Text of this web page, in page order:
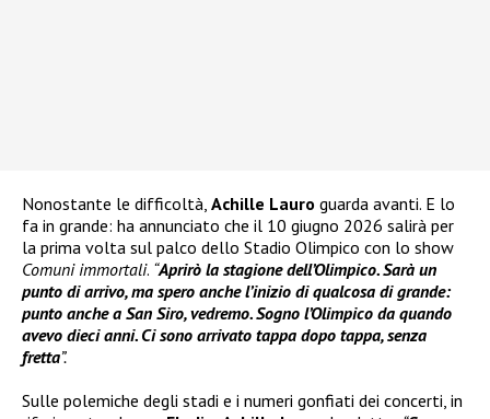
Nonostante le difficoltà, Achille Lauro guarda avanti. E lo
fa in grande: ha annunciato che il 10 giugno 2026 salirà per
la prima volta sul palco dello Stadio Olimpico con lo show
Comuni immortali. “Aprirò la stagione dell’Olimpico. Sarà un
punto di arrivo, ma spero anche l’inizio di qualcosa di grande:
punto anche a San Siro, vedremo. Sogno l’Olimpico da quando
avevo dieci anni. Ci sono arrivato tappa dopo tappa, senza
fretta”.
Sulle polemiche degli stadi e i numeri gonfiati dei concerti, in